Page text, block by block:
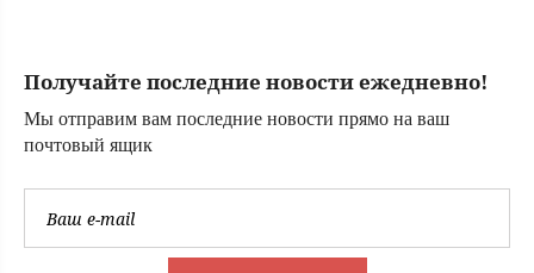
Получайте последние новости ежедневно!
Мы отправим вам последние новости прямо на ваш
почтовый ящик